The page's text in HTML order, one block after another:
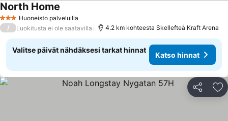
3 Tähtiluokitus
Huoneisto palveluilla
North Home
/ Luokitusta ei ole saatavilla 4.2 km kohteesta Skellefteå Kraft Arena
Valitse päivät nähdäksesi tarkat hinnat
Katso hinnat
Jaa